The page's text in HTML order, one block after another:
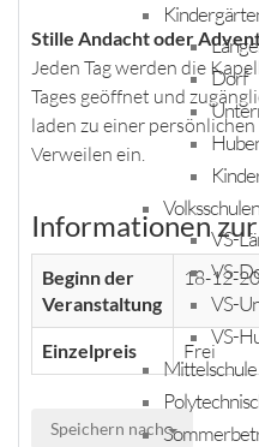
Dorf
Volksschulen
VS-
VS-
VS-
VS-
Stille Andacht oder
Jeden Tag werden die
Tages geöffnet und
laden zu einer
Verweilen ein.
Informationen
Beginn der
Veranstaltung
18-12-
Einzelpreis Frei
Speichern nach